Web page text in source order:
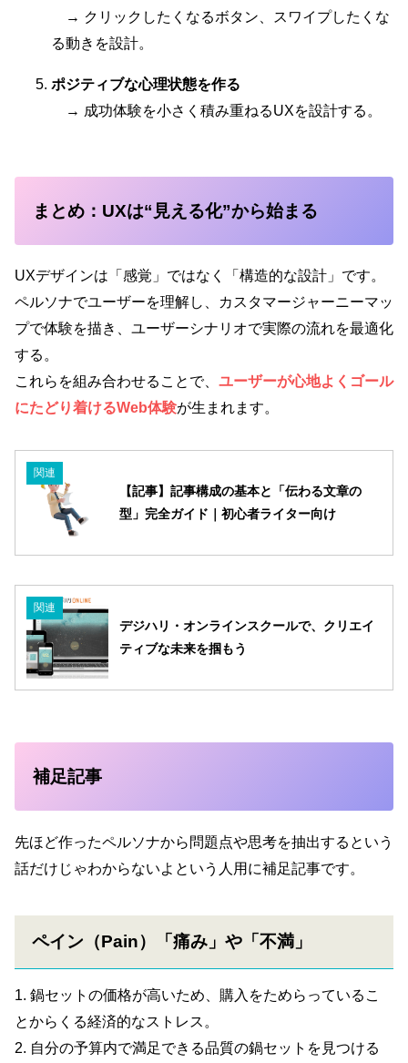
→ クリックしたくなるボタン、スワイプしたくな
る動きを設計。
ポジティブな心理状態を作る
→ 成功体験を小さく積み重ねるUXを設計する。
まとめ：UXは“見える化”から始まる
UXデザインは「感覚」ではなく「構造的な設計」です。
ペルソナでユーザーを理解し、カスタマージャーニーマッ
プで体験を描き、ユーザーシナリオで実際の流れを最適化
する。
これらを組み合わせることで、 ユーザーが心地よくゴール
にたどり着けるWeb体験が生まれます。
関連
【記事】記事構成の基本と「伝わる文章の
型」完全ガイド｜初心者ライター向け
関連
デジハリ・オンラインスクールで、クリエイ
ティブな未来を掴もう
補足記事
先ほど作ったペルソナから問題点や思考を抽出するという
話だけじゃわからないよという人用に補足記事です。
ペイン（Pain）「痛み」や「不満」
1. 鍋セットの価格が高いため、購入をためらっているこ
とからくる経済的なストレス。
2. 自分の予算内で満足できる品質の鍋セットを見つける